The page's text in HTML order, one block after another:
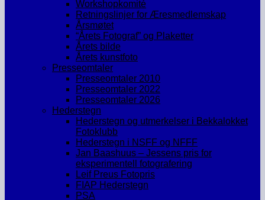
Workshopkomité
Retningslinjer for Æresmedlemskap
Årsmøtet
“Årets Fotograf” og Plaketter
Årets bilde
Årets kunstfoto
Presseomtaler
Presseomtaler 2010
Presseomtaler 2022
Presseomtaler 2026
Hederstegn
Hederstegn og utmerkelser i Bekkalokket
Fotoklubb
Hederstegn i NSFF og NFFF
Jan Baashuus – Jessens pris for
eksperimentell fotografering
Leif Preus Fotopris
FIAP Hederstegn
PSA